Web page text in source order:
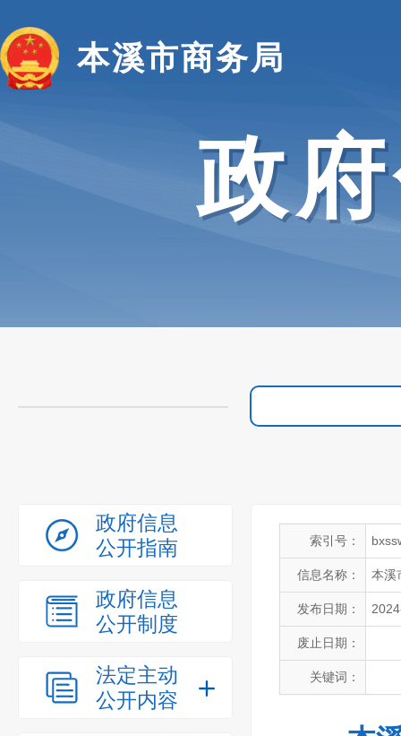
本溪市商务局
政
政府信息
公开指南
政府信息
公开制度
法定主动
公开内容
索引号：
信息名称： 本溪
发布日期：
废止日期：
关键词：